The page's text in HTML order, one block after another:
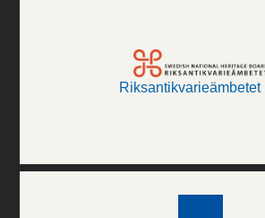
Riksantikvarieämbetet